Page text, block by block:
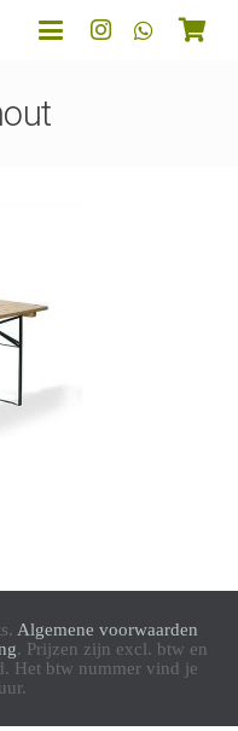
Algemene voorwaarden
. Prijzen zijn excl. btw en
Het btw nummer vind je